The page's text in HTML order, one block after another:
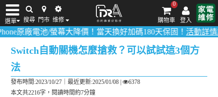
選單 搜尋 門市 维修 登入
0
購物車
iPhone維修/價格 筆電維修/價格 Android手機維修/價格 MacBook維修/價
/螢幕大降價！當天換好加碼180天保固！活動詳情請點我！多
Switch自動關機怎麼搶救？可以試試這3個方
法
發布時間:2023/10/27｜最近更新:2025/01/08 |
6378
本文共2216字，閱讀時間約7分鐘